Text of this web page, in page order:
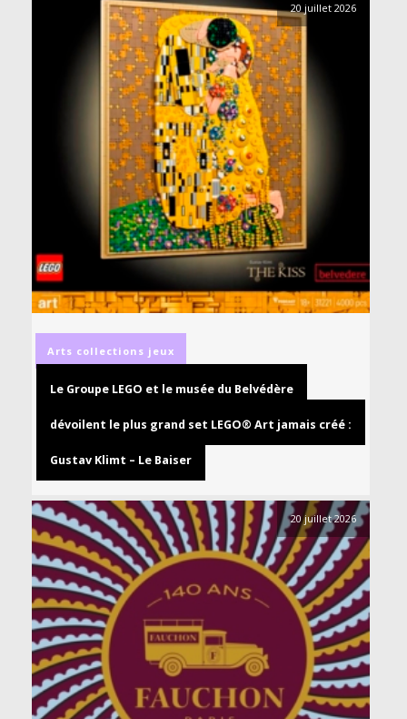
20 juillet 2026
Arts collections jeux
Le Groupe LEGO et le musée du Belvédère
dévoilent le plus grand set LEGO® Art jamais créé :
Gustav Klimt – Le Baiser
20 juillet 2026